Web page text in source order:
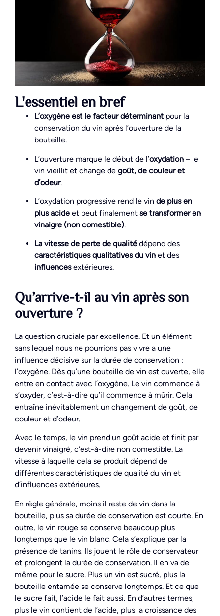
L'essentiel en bref
L’oxygène est le facteur déterminantpour la
conservation du vin après l’ouverture de la
bouteille.
L’ouverture marque le début de l’oxydation – le
vin vieillit et change de goût, de couleur et
d’odeur.
L’oxydation progressive rend le vin de plus en
plus acide et peut finalement se transformer en
vinaigre (non comestible).
La vitesse de perte de qualité dépend des
caractéristiques qualitatives du vin et des
influencesextérieures.
Qu’arrive-t-il au vin après son
ouverture ?
La question cruciale par excellence. Et un élément
sans lequel nous ne pourrions pas vivre a une
influence décisive sur la durée de conservation :
l’oxygène. Dès qu’une bouteille de vin est ouverte, elle
entre en contact avec l’oxygène. Le vin commence à
s’oxyder, c’est-à-dire qu’il commence à mûrir. Cela
entraîne inévitablement un changement de goût, de
couleur et d’odeur.
Avec le temps, le vin prend un goût acide et finit par
devenir vinaigré, c’est-à-dire non comestible. La
vitesse à laquelle cela se produit dépend de
différentes caractéristiques de qualité du vin et
d’influences extérieures.
En règle générale, moins il reste de vin dans la
bouteille, plus sa durée de conservation est courte. En
outre, le vin rouge se conserve beaucoup plus
longtemps que le vin blanc. Cela s’explique par la
présence de tanins. Ils jouent le rôle de conservateur
et prolongent la durée de conservation. Il en va de
même pour le sucre. Plus un vin est sucré, plus la
bouteille entamée se conserve longtemps. Et ce que
le sucre fait, l’acide le fait aussi. En d’autres termes,
plus le vin contient de l’acide, plus la croissance des